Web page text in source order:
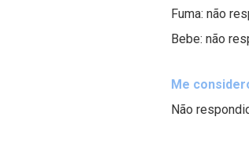
Fuma: não
Bebe: não
Me
Não